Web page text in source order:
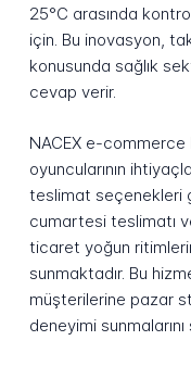
25°C arasında
için. Bu inovasyon,
konusunda sağlık
cevap verir.
NACEX e-
oyuncularının
teslimat seçenekleri
cumartesi teslimatı
ticaret yoğun
sunmaktadır. Bu
müşterilerine pazar
deneyimi sunmalarını